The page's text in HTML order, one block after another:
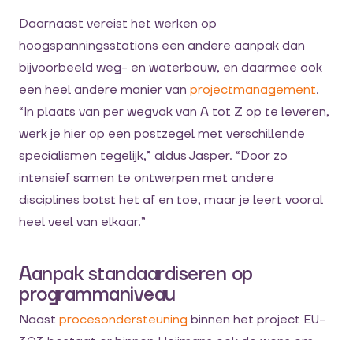
Daarnaast vereist het werken op
hoogspanningsstations een andere aanpak dan
bijvoorbeeld weg- en waterbouw, en daarmee ook
een heel andere manier van projectmanagement.
“In plaats van per wegvak van A tot Z op te leveren,
werk je hier op een postzegel met verschillende
specialismen tegelijk,” aldus Jasper. “Door zo
intensief samen te ontwerpen met andere
disciplines botst het af en toe, maar je leert vooral
heel veel van elkaar.”
Aanpak standaardiseren op
programmaniveau
Naast procesondersteuning binnen het project EU-